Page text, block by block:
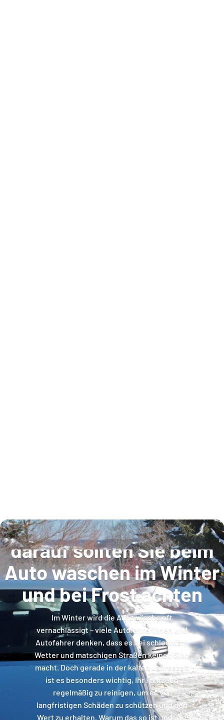
Autowäsche im Winter -
darauf sollten Sie beim
Auto waschen im Winter
und bei Frost achten
Im Winter wird die Autowäsche oft
vernachlässigt – viele Autofahrerinnen und
Autofahrer denken, dass es bei schlechtem
Wetter und matschigen Straßen keinen Sinn
macht. Doch gerade in der kalten Jahreszeit
ist es besonders wichtig, Ihr Fahrzeug
regelmäßig zu reinigen, um es vor
langfristigen Schäden zu schützen und den
Wert zu erhalten. Warum das so ist und wie